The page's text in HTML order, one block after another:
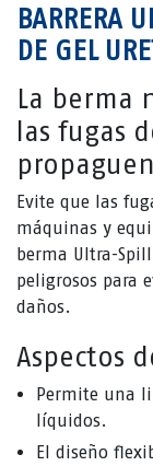
BARRERA
DE GEL
La berma
las fugas
propaguen
Evite que las
máquinas y
berma Ultra-
peligrosos para
daños.
Aspectos
Permite una
líquidos.
El diseño